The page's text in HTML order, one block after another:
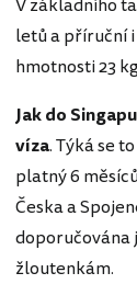
V základního
letů a příruční
hmotnosti 23
Jak do
víza. Týká se
platný 6
Česka a
doporučována
žloutenkám.